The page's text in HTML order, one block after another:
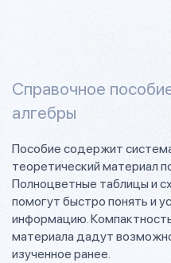
Справочное
алгебры
Пособие содержит
теоретический материал
Полноцветные таблицы и
помогут быстро понять и
информацию.
материала дадут
изученное ранее.